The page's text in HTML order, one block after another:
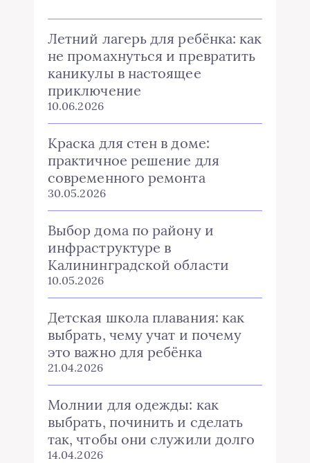
Летний лагерь для ребёнка: как
не промахнуться и превратить
каникулы в настоящее
приключение
10.06.2026
Краска для стен в доме:
практичное решение для
современного ремонта
30.05.2026
Выбор дома по району и
инфраструктуре в
Калининградской области
10.05.2026
Детская школа плавания: как
выбрать, чему учат и почему
это важно для ребёнка
21.04.2026
Молнии для одежды: как
выбрать, починить и сделать
так, чтобы они служили долго
14.04.2026